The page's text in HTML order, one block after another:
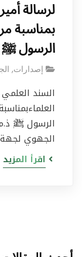
لرسالة
بمناسبة
الرسول ﷺ
إصدارات,
السند
الرسول ﷺ
الجهوي
اقرأ المزيد